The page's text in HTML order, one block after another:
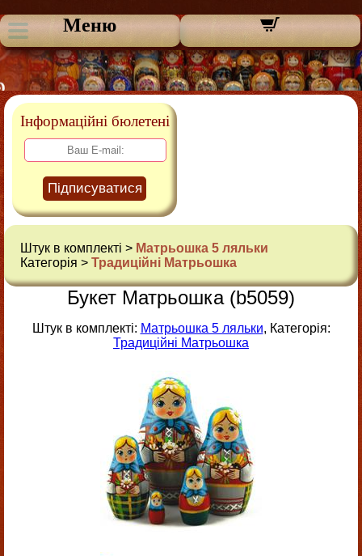
Меню
Інформаційні бюлетені
Підписуватися
Штук в комплекті > Матрьошка 5 ляльки
Категорія > Традиційні Матрьошка
Букет Матрьошка (b5059)
Штук в комплекті: Матрьошка 5 ляльки, Категорія:
Традиційні Матрьошка